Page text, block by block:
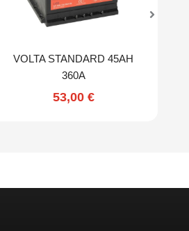
VOLTA STANDARD 45AH
360A
53,00 €